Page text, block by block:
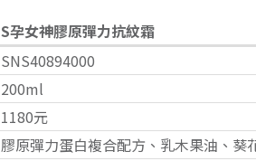
S孕女神膠原彈力抗紋霜
SNS40894000
200ml
1180元
膠原彈力蛋白複合配方、乳木果油、葵